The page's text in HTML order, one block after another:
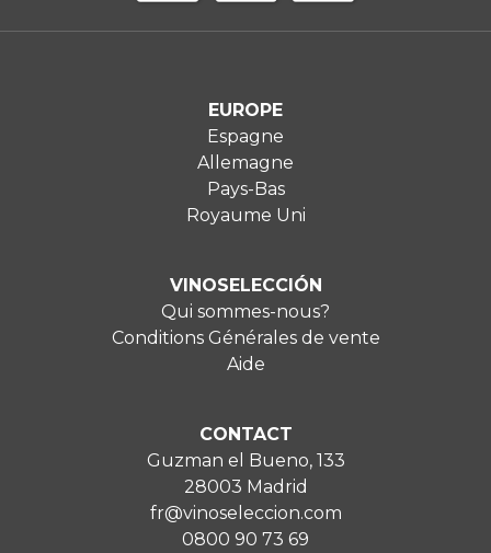
EUROPE
Espagne
Allemagne
Pays-Bas
Royaume Uni
VINOSELECCIÓN
Qui sommes-nous?
Conditions Générales de vente
Aide
CONTACT
Guzman el Bueno, 133
28003 Madrid
fr@vinoseleccion.com
0800 90 73 69